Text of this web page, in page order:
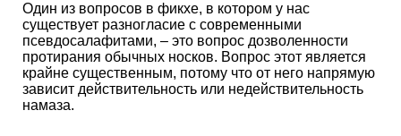
Один из вопросов в фикхе, в котором у нас
существует разногласие с современными
псевдосалафитами, – это вопрос дозволенности
протирания обычных носков. Вопрос этот является
крайне существенным, потому что от него напрямую
зависит действительность или недействительность
намаза.